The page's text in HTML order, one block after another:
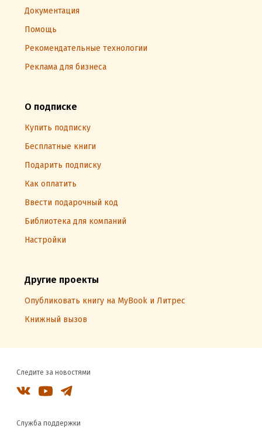
Документация
Помощь
Рекомендательные технологии
Реклама для бизнеса
О подписке
Купить подписку
Бесплатные книги
Подарить подписку
Как оплатить
Ввести подарочный код
Библиотека для компаний
Настройки
Другие проекты
Опубликовать книгу на MyBook и Литрес
Книжный вызов
Следите за новостями
Служба поддержки